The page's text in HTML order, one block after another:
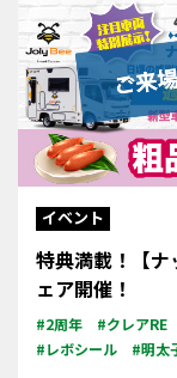
イベント
特典満載！【ナ
ェア開催！
#2周年 #クレアRE
#レボシール
#明太